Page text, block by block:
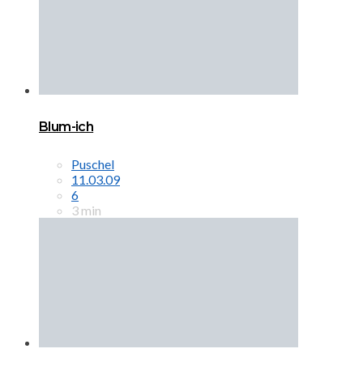
Blum-ich
Puschel
11.03.09
6
3 min